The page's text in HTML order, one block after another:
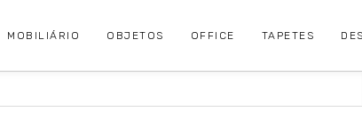
MOBILIÁRIO OBJETOS OFFICE TAPETES